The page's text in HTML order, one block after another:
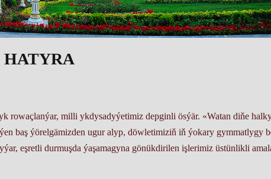
rowaçlanýar, milli ykdysadyýetimiz depginli ösýär. «Watan diňe
baş ýörelgämizden ugur alyp, döwletimiziň iň ýokary gymmatlygy
eşretli durmuşda ýaşamagyna gönükdirilen işlerimiz üstünlikli